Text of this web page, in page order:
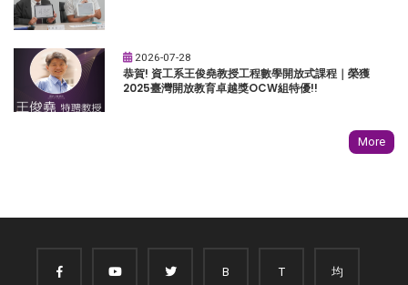
2026-07-28
恭賀! 資工系王俊堯教授工程數學開放式課程｜榮獲
2025臺灣開放教育卓越獎OCW組特優!!
More
B T 均